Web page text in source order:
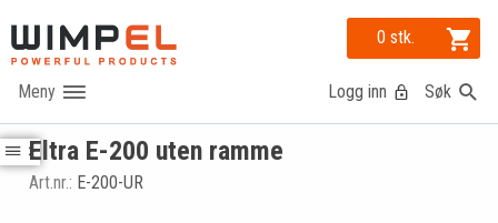
Søk
0 stk.
Logg inn
Eltra E-200 uten ramme
Art.nr.: E-200-UR